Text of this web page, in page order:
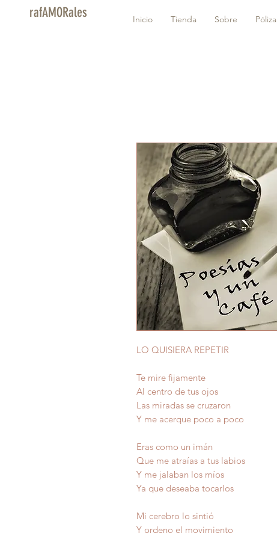
rafAMORales Inicio Tienda Sobre Póliza
LO QUISIERA REPETIR
Te mire fijamente
Al centro de tus ojos
Las miradas se cruzaron
Y me acerque poco a poco
Eras como un imán
Que me atraías a tus labios
Y me jalaban los míos
Ya que deseaba tocarlos
Mi cerebro lo sintió
Y ordeno el movimiento